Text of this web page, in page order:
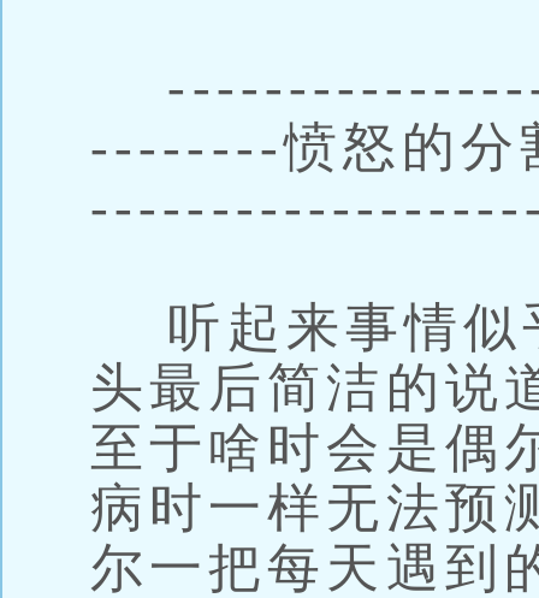
--------愤怒的
听起来事情似
头最后简洁的说
至于啥时会是偶
病时一样无法预
尔一把每天遇到